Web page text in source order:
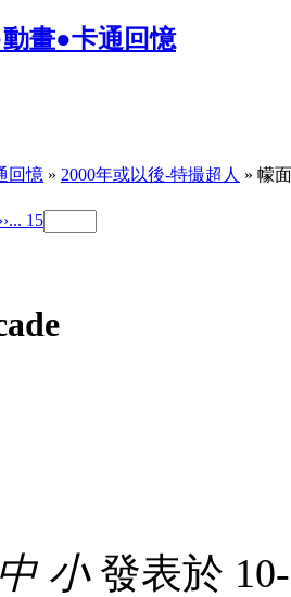
回憶 » 2000年或以後-特撮超人 » 幪
››... 15
中 小發表於